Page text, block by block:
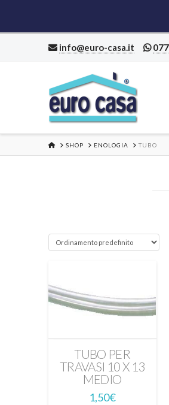
info@euro-casa.it
HOME
SHOP ENOLOGIA TUBO
TUBO PER
TRAVASI 10 X 13
MEDIO
1,50€